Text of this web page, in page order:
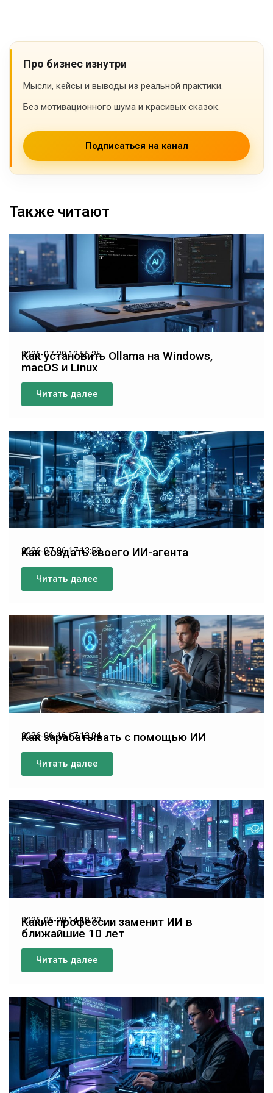
Про бизнес изнутри
Мысли, кейсы и выводы из реальной практики.
Без мотивационного шума и красивых сказок.
Подписаться на канал
Также читают
2026-07-29 12:55:25
Как установить Ollama на Windows,
macOS и Linux
Читать далее
2026-07-06 17:13:59
Как создать своего ИИ-агента
Читать далее
2026-06-16 17:13:04
Как зарабатывать с помощью ИИ
Читать далее
2026-05-28 14:18:32
Какие профессии заменит ИИ в
ближайшие 10 лет
Читать далее